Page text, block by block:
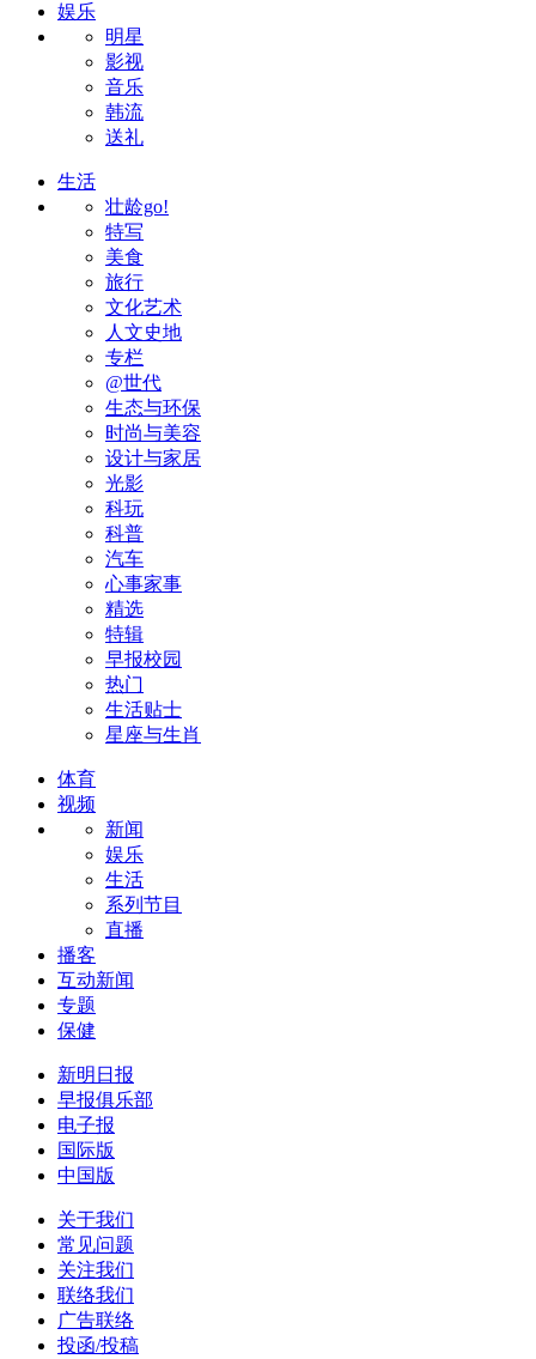
娱乐
明星
影视
音乐
韩流
送礼
生活
壮龄go!
特写
美食
旅行
文化艺术
人文史地
专栏
@世代
生态与环保
时尚与美容
设计与家居
光影
科玩
科普
汽车
心事家事
精选
特辑
早报校园
热门
生活贴士
星座与生肖
体育
视频
新闻
娱乐
生活
系列节目
直播
播客
互动新闻
专题
保健
新明日报
早报俱乐部
电子报
国际版
中国版
关于我们
常见问题
关注我们
联络我们
广告联络
投函/投稿